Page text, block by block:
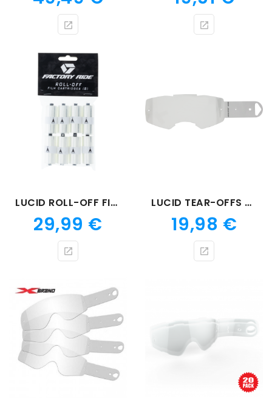
LUCID ROLL-OFF FILM 22 CL
Prix
29,99 €
LUCID TEAR-OFFS 22 CLEAR
Prix
19,98 €